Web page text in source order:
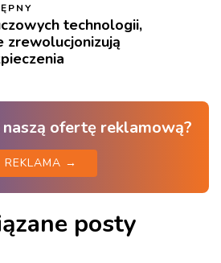
technologii,
zrewolucjonizują
naszą ofertę reklamową?
REKLAMA →
posty